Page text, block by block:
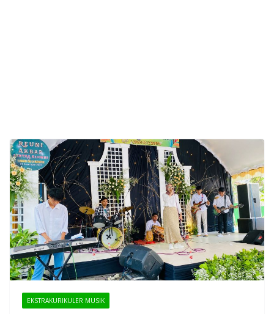
EKSTRAKURIKULER MUSIK